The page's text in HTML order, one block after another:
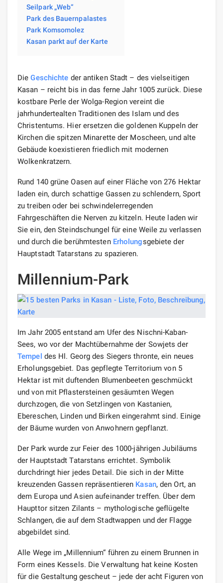
Seilpark „Web“
Park des Bauernpalastes
Park Komsomolez
Kasan parkt auf der Karte
DieGeschichte der antiken Stadt – des vielseitigen
Kasan – reicht bis in das ferne Jahr 1005 zurück. Diese
kostbare Perle der Wolga-Region vereint die
jahrhundertealten Traditionen des Islam und des
Christentums. Hier ersetzen die goldenen Kuppeln der
Kirchen die spitzen Minarette der Moscheen, und alte
Gebäude koexistieren friedlich mit modernen
Wolkenkratzern.
Rund 140 grüne Oasen auf einer Fläche von 276 Hektar
laden ein, durch schattige Gassen zu schlendern, Sport
zu treiben oder bei schwindelerregenden
Fahrgeschäften die Nerven zu kitzeln. Heute laden wir
Sie ein, den Steindschungel für eine Weile zu verlassen
und durch die berühmtesten Erholungsgebiete der
Hauptstadt Tatarstans zu spazieren.
Millennium-Park
Im Jahr 2005 entstand am Ufer des Nischni-Kaban-
Sees, wo vor der Machtübernahme der Sowjets der
Tempel des Hl. Georg des Siegers thronte, ein neues
Erholungsgebiet. Das gepflegte Territorium von 5
Hektar ist mit duftenden Blumenbeeten geschmückt
und von mit Pflastersteinen gesäumten Wegen
durchzogen, die von Setzlingen von Kastanien,
Ebereschen, Linden und Birken eingerahmt sind. Einige
der Bäume wurden von Anwohnern gepflanzt.
Der Park wurde zur Feier des 1000-jährigen Jubiläums
der Hauptstadt Tatarstans errichtet. Symbolik
durchdringt hier jedes Detail. Die sich in der Mitte
kreuzenden Gassen repräsentieren Kasan, den Ort, an
dem Europa und Asien aufeinander treffen. Über dem
Haupttor sitzen Zilants – mythologische geflügelte
Schlangen, die auf dem Stadtwappen und der Flagge
abgebildet sind.
Alle Wege im „Millennium“ führen zu einem Brunnen in
Form eines Kessels. Die Verwaltung hat keine Kosten
für die Gestaltung gescheut – jede der acht Figuren von